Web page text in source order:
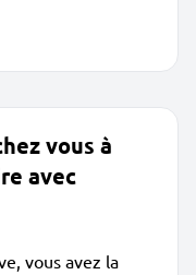
vous à
avec
vous avez la